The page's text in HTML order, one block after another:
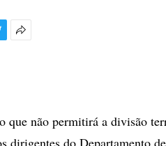
que não permitirá a divisão
dirigentes do Departamento